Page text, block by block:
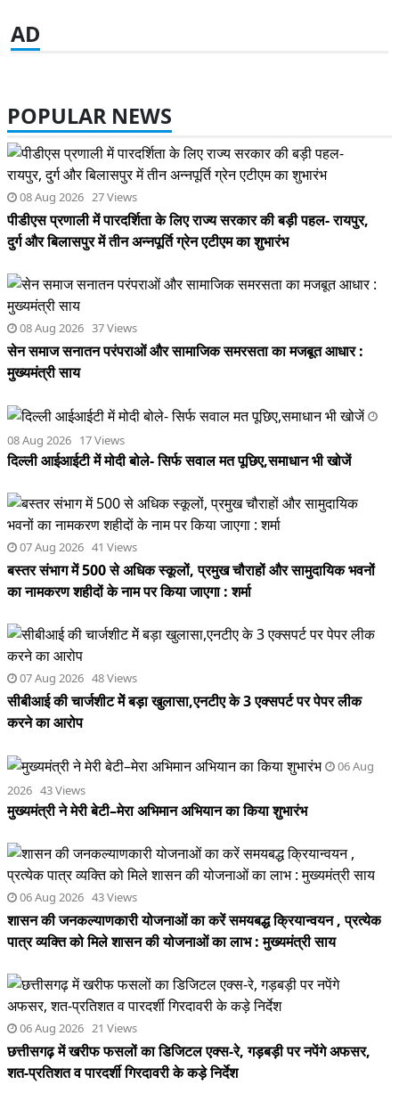
AD
AD
POPULAR NEWS
08 Aug 2026 27 Views
पीडीएस प्रणाली में पारदर्शिता के लिए राज्य सरकार की बड़ी पहल- रायपुर,
दुर्ग और बिलासपुर में तीन अन्नपूर्ति ग्रेन एटीएम का शुभारंभ
08 Aug 2026 37 Views
सेन समाज सनातन परंपराओं और सामाजिक समरसता का मजबूत आधार :
मुख्यमंत्री साय
08 Aug 2026 17 Views
दिल्ली आईआईटी में मोदी बोले- सिर्फ सवाल मत पूछिए,समाधान भी खोजें
07 Aug 2026 41 Views
बस्तर संभाग में 500 से अधिक स्कूलों, प्रमुख चौराहों और सामुदायिक भवनों
का नामकरण शहीदों के नाम पर किया जाएगा : शर्मा
07 Aug 2026 48 Views
सीबीआई की चार्जशीट मेें बड़ा खुलासा,एनटीए के 3 एक्सपर्ट पर पेपर लीक
करने का आरोप
06 Aug
2026 43 Views
मुख्यमंत्री ने मेरी बेटी–मेरा अभिमान अभियान का किया शुभारंभ
06 Aug 2026 43 Views
शासन की जनकल्याणकारी योजनाओं का करें समयबद्ध क्रियान्वयन , प्रत्येक
पात्र व्यक्ति को मिले शासन की योजनाओं का लाभ : मुख्यमंत्री साय
06 Aug 2026 21 Views
छत्तीसगढ़ में खरीफ फसलों का डिजिटल एक्स-रे, गड़बड़ी पर नपेंगे अफसर,
शत-प्रतिशत व पारदर्शी गिरदावरी के कड़े निर्देश